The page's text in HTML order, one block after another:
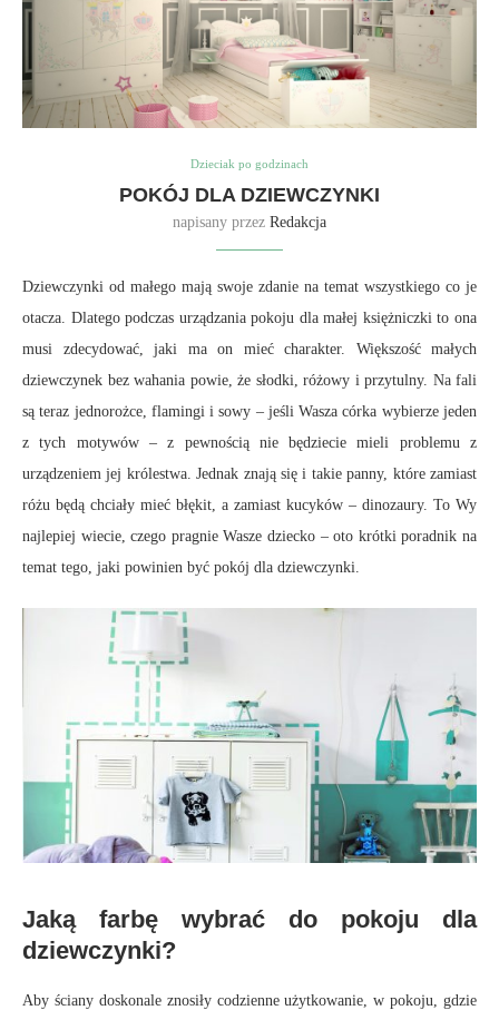
Dzieciak po godzinach
POKÓJ DLA DZIEWCZYNKI
napisany przez Redakcja
Dziewczynki od małego mają swoje zdanie na temat wszystkiego co je
otacza. Dlatego podczas urządzania pokoju dla małej księżniczki to ona
musi zdecydować, jaki ma on mieć charakter. Większość małych
dziewczynek bez wahania powie, że słodki, różowy i przytulny. Na fali
są teraz jednorożce, flamingi i sowy – jeśli Wasza córka wybierze jeden
z tych motywów – z pewnością nie będziecie mieli problemu z
urządzeniem jej królestwa. Jednak znają się i takie panny, które zamiast
różu będą chciały mieć błękit, a zamiast kucyków – dinozaury. To Wy
najlepiej wiecie, czego pragnie Wasze dziecko – oto krótki poradnik na
temat tego, jaki powinien być pokój dla dziewczynki.
Jaką farbę wybrać do pokoju dla
dziewczynki?
Aby ściany doskonale znosiły codzienne użytkowanie, w pokoju, gdzie